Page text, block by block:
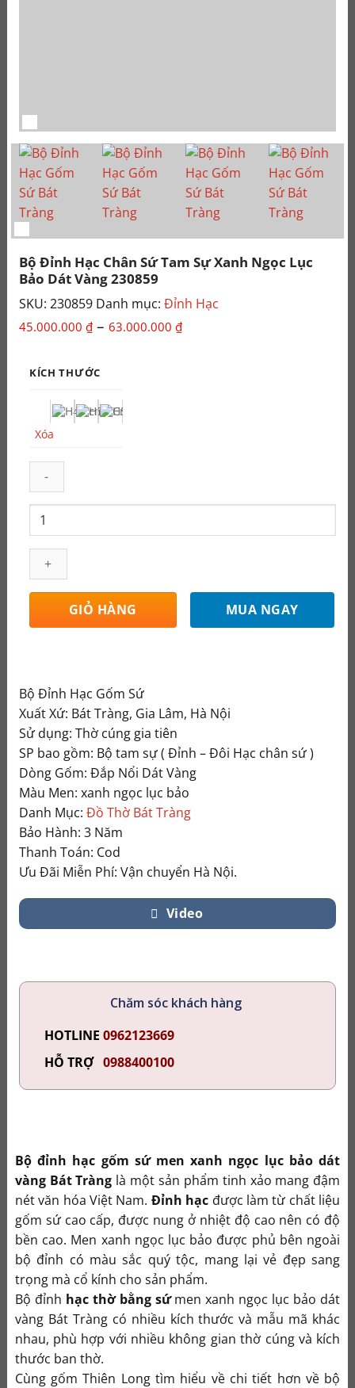
Bộ Đỉnh Hạc Chân Sứ Tam Sự Xanh Ngọc Lục
Bảo Dát Vàng 230859
SKU: 230859 Danh mục: Đỉnh Hạc
45.000.000 ₫ – 63.000.000 ₫Khoảng
KÍCH THƯỚC
Xóa
Bộ
Hạc
Chân
Sự
Bảo
Dát
Vàng
230859
số
lượng
GIỎ HÀNG MUA NGAY
Bộ Đỉnh Hạc Gốm Sứ
Xuất Xứ: Bát Tràng, Gia Lâm, Hà Nội
Sử dụng: Thờ cúng gia tiên
SP bao gồm: Bộ tam sự ( Đỉnh – Đôi Hạc chân sứ )
Dòng Gốm: Đắp Nổi Dát Vàng
Màu Men: xanh ngọc lục bảo
Danh Mục: Đồ Thờ Bát Tràng
Bảo Hành: 3 Năm
Thanh Toán: Cod
Ưu Đãi Miễn Phí: Vận chuyển Hà Nội.
Video
Chăm sóc khách hàng
HOTLINE 0962123669
HỖ TRỢ 0988400100
Bộ đỉnh hạc gốm sứ men xanh ngọc lục bảo dát
vàng Bát Tràng là một sản phẩm tinh xảo mang đậm
nét văn hóa Việt Nam. Đỉnh hạc được làm từ chất liệu
gốm sứ cao cấp, được nung ở nhiệt độ cao nên có độ
bền cao. Men xanh ngọc lục bảo được phủ bên ngoài
bộ đỉnh có màu sắc quý tộc, mang lại vẻ đẹp sang
trọng mà cổ kính cho sản phẩm.
Bộ đỉnh hạc thờ bằng sứmen xanh ngọc lục bảo dát
vàng Bát Tràng có nhiều kích thước và mẫu mã khác
nhau, phù hợp với nhiều không gian thờ cúng và kích
thước ban thờ.
Cùng gốm Thiên Long tìm hiểu về chi tiết hơn về bộ